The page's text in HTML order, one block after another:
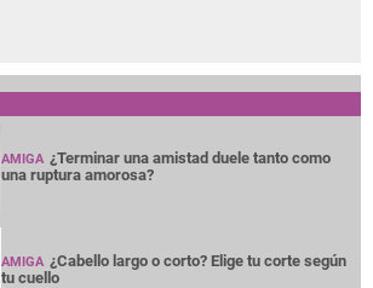
AMIGA ¿Terminar una amistad duele tanto como
una ruptura amorosa?
AMIGA ¿Cabello largo o corto? Elige tu corte según
tu cuello